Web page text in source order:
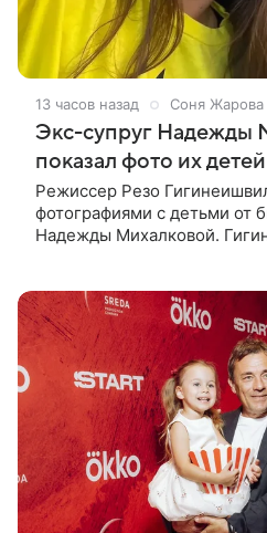
13 часов назад Соня Жарова
Экс-супруг Надежды
показал фото их детей
Режиссер Резо
фотографиями с детьми от
Надежды Михалковой.